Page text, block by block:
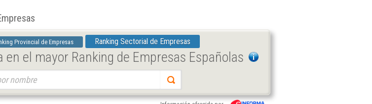
Provincial de Empresas Ranking Sectorial de Empresas
el mayor Ranking de Empresas Españolas